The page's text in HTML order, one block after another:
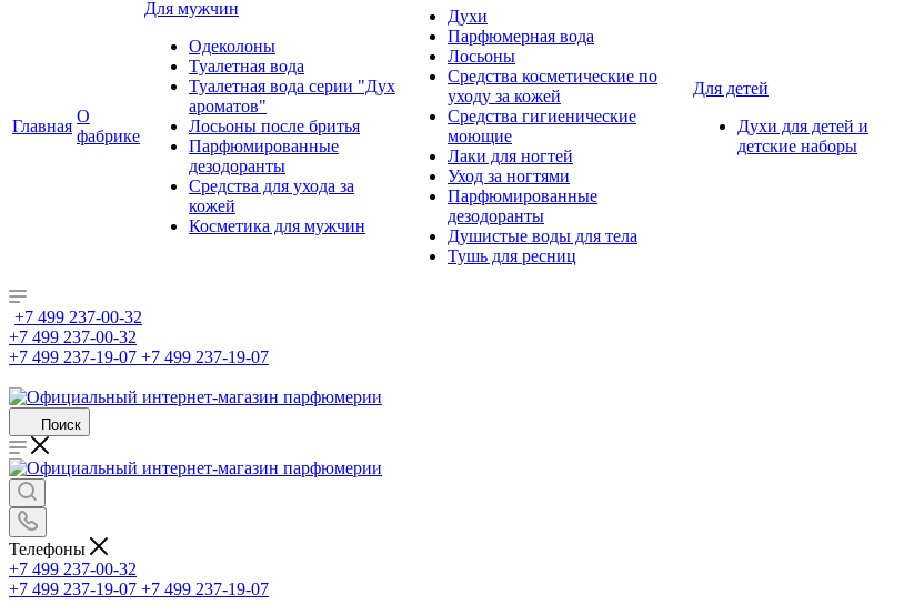
Главная
О
фабрике
Для мужчин
Одеколоны
Туалетная вода
Туалетная вода серии "Дух
ароматов"
Лосьоны после бритья
Парфюмированные
дезодоранты
Средства для ухода за
кожей
Косметика для мужчин
Духи
Парфюмерная вода
Лосьоны
Средства косметические по
уходу за кожей
Средства гигиенические
моющие
Лаки для ногтей
Уход за ногтями
Парфюмированные
дезодоранты
Душистые воды для тела
Тушь для ресниц
Для детей
Духи для детей и
детские наборы
+7 499 237-00-32
+7 499 237-00-32
+7 499 237-19-07 +7 499 237-19-07
Поиск
Телефоны
+7 499 237-00-32
+7 499 237-19-07 +7 499 237-19-07